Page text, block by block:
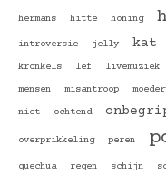
hermans hitte honing
introversie jelly kat
kronkels lef livemuziek
mensen misantroop
niet ochtend
overprikkeling peren
quechua regen schijn